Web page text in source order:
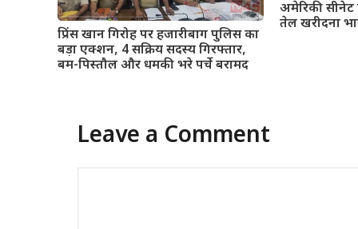
प्रिंस खान गिरोह पर हजारीबाग पुलिस का
बड़ा एक्शन, 4 सक्रिय सदस्य गिरफ्तार,
बम-पिस्तौल और धमकी भरे पर्चे बरामद
अमेरिकी
तेल खरीदना
Leave a Comment